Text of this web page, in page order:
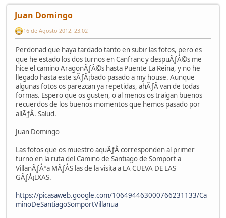
Juan Domingo
16 de Agosto 2012, 23:02
Perdonad que haya tardado tanto en subir las fotos, pero es
que he estado los dos turnos en Canfranc y despuÃƒÂ©s me
hice el camino AragonÃƒÂ©s hasta Puente La Reina, y no he
llegado hasta este sÃƒÂ¡bado pasado a my house. Aunque
algunas fotos os parezcan ya repetidas, ahÃƒÂ­ van de todas
formas. Espero que os gusten, o al menos os traigan buenos
recuerdos de los buenos momentos que hemos pasado por
allÃƒÂ­. Salud.
Juan Domingo
Las fotos que os muestro aquÃƒÂ­ corresponden al primer
turno en la ruta del Camino de Santiago de Somport a
VillanÃƒÂºa MÃƒÂS las de la visita a LA CUEVA DE LAS
GÃƒÅ¡IXAS.
https://picasaweb.google.com/106494463000766231133/Ca
minoDeSantiagoSomportVillanua